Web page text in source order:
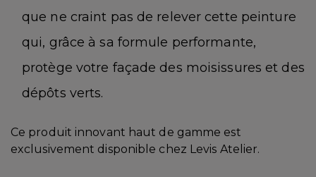
que ne craint pas de relever cette peinture
qui, grâce à sa formule performante,
protège votre façade des moisissures et des
dépôts verts.
Ce produit innovant haut de gamme est
exclusivement disponible chez Levis Atelier.